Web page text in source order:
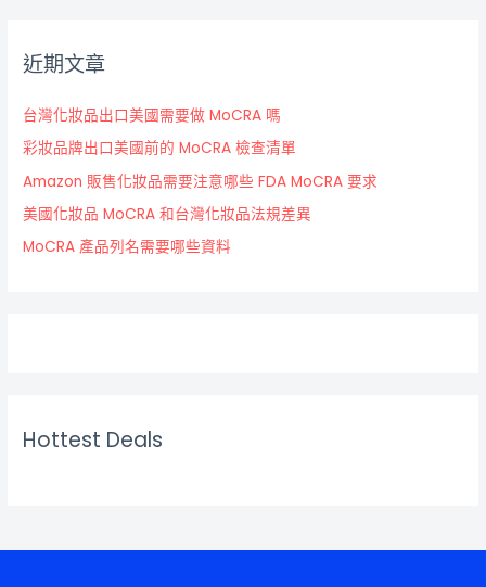
近期文章
台灣化妝品出口美國需要做 MoCRA 嗎
彩妝品牌出口美國前的 MoCRA 檢查清單
Amazon 販售化妝品需要注意哪些 FDA MoCRA 要求
美國化妝品 MoCRA 和台灣化妝品法規差異
MoCRA 產品列名需要哪些資料
Hottest Deals